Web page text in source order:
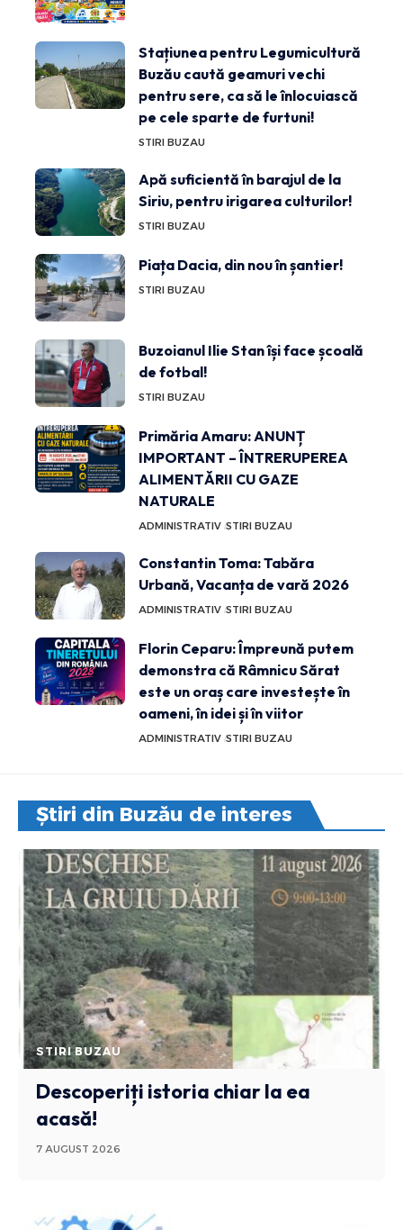
Stațiunea pentru Legumicultură
Buzău caută geamuri vechi
pentru sere, ca să le înlocuiască
pe cele sparte de furtuni!
STIRI BUZAU
Apă suficientă în barajul de la
Siriu, pentru irigarea culturilor!
STIRI BUZAU
Piața Dacia, din nou în șantier!
STIRI BUZAU
Buzoianul Ilie Stan își face școală
de fotbal!
STIRI BUZAU
Primăria Amaru: ANUNȚ
IMPORTANT – ÎNTRERUPEREA
ALIMENTĂRII CU GAZE
NATURALE
ADMINISTRATIV STIRI BUZAU
Constantin Toma: Tabăra
Urbană, Vacanța de vară 2026
ADMINISTRATIV STIRI BUZAU
Florin Ceparu: Împreună putem
demonstra că Râmnicu Sărat
este un oraș care investește în
oameni, în idei și în viitor
ADMINISTRATIV STIRI BUZAU
Știri din Buzău de interes
STIRI BUZAU
Descoperiți istoria chiar la ea
acasă!
7 AUGUST 2026